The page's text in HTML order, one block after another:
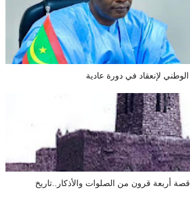
لإنعقاد في دورة عادية
أربعة قرون من الصلوات والأذكار..تاريخ